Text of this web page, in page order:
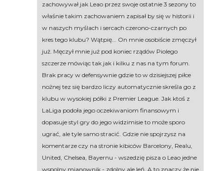
zachowywał jak Leao przez swoje ostatnie 3 sezony to
właśnie takim zachowaniem zapisał by się w historii i
w naszych myślach i sercach czerono-czarnych po
kres tego klubu? Wątpię... On mnie osobiście zmęczył
już. Męczył mnie już pod koniec rządów Piolego
szczerze mówiąc tak jak i kilku z nas na tym forum.
Brak pracy w defensywnie gdzie to w dzisiejszej piłce
nożnej tez się bardzo liczy automatycznie skreśla go z
klubu w wysokiej półki z Premier League. Jak ktoś z
LaLiga podoła jego oczekiwaniom finansowym i
dopasuje styl gry do jego widzimisie to może sporo
ugrać, ale tyle samo stracić. Gdzie nie spojrzysz na
komentarze czy na stronie kibiców Barcelony, Realu,
United, Chelsea, Bayernu - wszedzię pisza o Leao jedne
wspolny mianownik - zdolny ale leń. A to znaczy że nie